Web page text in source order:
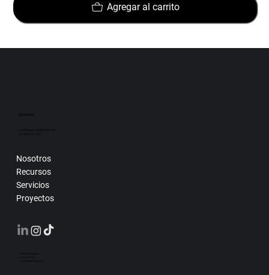
Agregar al carrito
Nosotros
Recursos
Servicios
Proyectos